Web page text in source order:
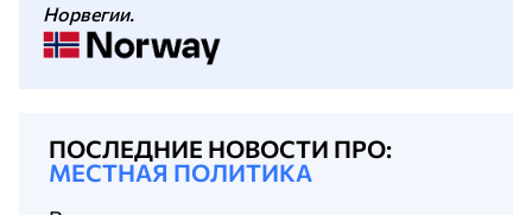
Норвегии.
ПОСЛЕДНИЕ НОВОСТИ ПРО:
МЕСТНАЯ ПОЛИТИКА